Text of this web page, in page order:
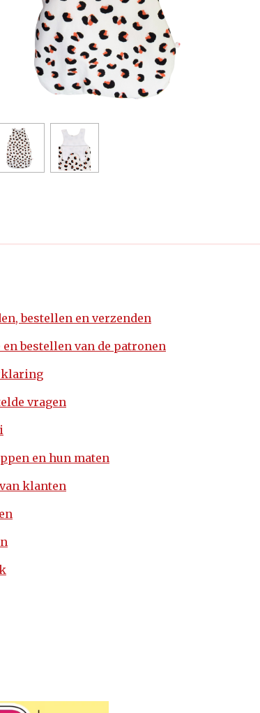
bestellen en verzenden
bestellen van de patronen
vragen
en hun maten
klanten